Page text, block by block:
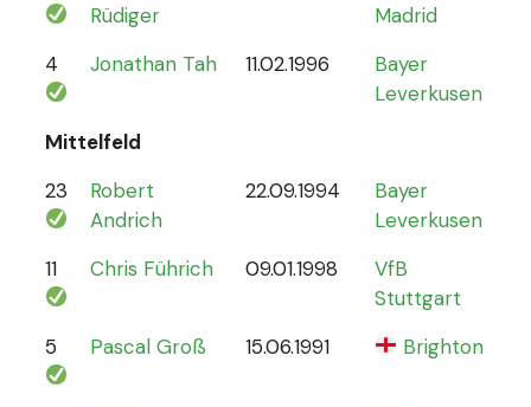
Rüdiger
Madrid
4 Jonathan Tah 11.02.1996
Bayer
Leverkusen
Mittelfeld
23
Robert
Andrich
22.09.1994
Bayer
Leverkusen
11 Chris Führich 09.01.1998
VfB
Stuttgart
5 Pascal Groß 15.06.1991 Brighton